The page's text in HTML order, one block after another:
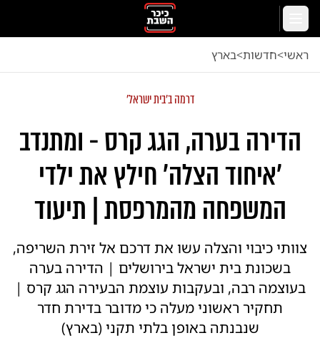
דלג לתוכן הראשי
ראשי<חדשות<בארץ
דרמה ב'בית ישראל'
הדירה בערה, הגג קרס - ומתנדב
'איחוד הצלה' חילץ את ילדי
המשפחה מהמרפסת | תיעוד
צוותי כיבוי והצלה עשו את דרכם אל זירת השריפה,
בשכונת בית ישראל בירושלים | הדירה בערה
בעוצמה רבה, ובעקבות עוצמת הבעירה הגג קרס |
תחקיר ראשוני מעלה כי מדובר בדירת חדר
שנבנתה באופן בלתי תקני (בארץ)